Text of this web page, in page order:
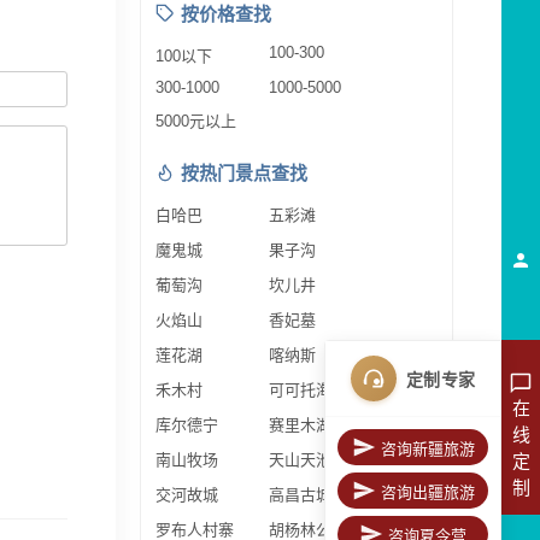
按价格查找
100以下
100-300
300-1000
1000-5000
5000元以上
按热门景点查找
白哈巴
五彩滩
魔鬼城
果子沟
葡萄沟
坎儿井
火焰山
香妃墓
莲花湖
喀纳斯
禾木村
可可托海
库尔德宁
赛里木湖
南山牧场
天山天池
交河故城
高昌古城
罗布人村寨
胡杨林公园
在
线
定
制
定制专家
咨询新疆旅游
咨询出疆旅游
咨询夏令营